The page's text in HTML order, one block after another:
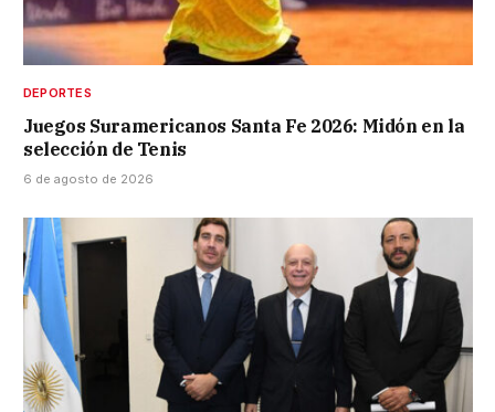
DEPORTES
Juegos Suramericanos Santa Fe 2026: Midón en la
selección de Tenis
6 de agosto de 2026